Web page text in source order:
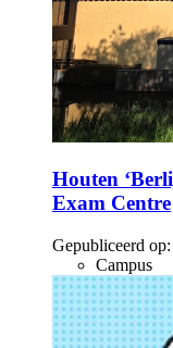
Houten
Exam Centre
Gepubliceerd op:
Campus